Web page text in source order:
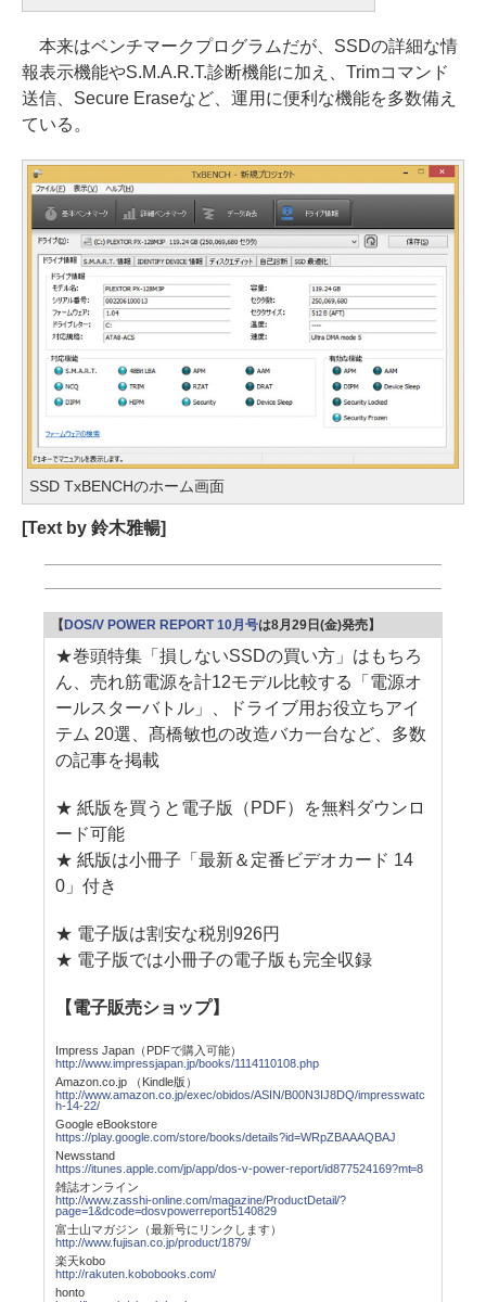
本来はベンチマークプログラムだが、SSDの詳細な情
報表示機能やS.M.A.R.T.診断機能に加え、Trimコマンド
送信、Secure Eraseなど、運用に便利な機能を多数備え
ている。
SSD TxBENCHのホーム画面
[Text by 鈴木雅暢]
【 DOS/V POWER REPORT 10月号は8月29日(金)発売】
★巻頭特集「損しないSSDの買い方」はもちろ
ん、売れ筋電源を計12モデル比較する「電源オ
ールスターバトル」、ドライブ用お役立ちアイ
テム 20選、髙橋敏也の改造バカ一台など、多数
の記事を掲載
★ 紙版を買うと電子版（PDF）を無料ダウンロ
ード可能
★ 紙版は小冊子「最新＆定番ビデオカード 14
0」付き
★ 電子版は割安な税別926円
★ 電子版では小冊子の電子版も完全収録
【電子販売ショップ】
Impress Japan（PDFで購入可能）
http://www.impressjapan.jp/books/1114110108.php
Amazon.co.jp （Kindle版）
http://www.amazon.co.jp/exec/obidos/ASIN/B00N3IJ8DQ/impresswatc
h-14-22/
Google eBookstore
https://play.google.com/store/books/details?id=WRpZBAAAQBAJ
Newsstand
https://itunes.apple.com/jp/app/dos-v-power-report/id877524169?mt=8
雑誌オンライン
http://www.zasshi-online.com/magazine/ProductDetail/?
page=1&dcode=dosvpowerreport5140829
富士山マガジン（最新号にリンクします）
http://www.fujisan.co.jp/product/1879/
楽天kobo
http://rakuten.kobobooks.com/
honto